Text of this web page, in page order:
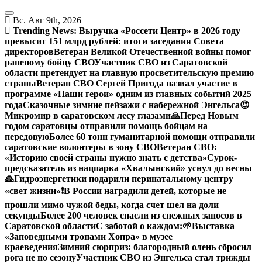
Перейти
к
содержанию
Вс. Авг 9th, 2026
Trending News: Выручка «Россети Центр» в 2026 году
превысит 151 млрд рублей: итоги заседания Совета
директоровВетеран Великой Отечественной войны помог
раненому бойцу СВОУчастник СВО из Саратовской
области претендует на главную просветительскую премию
страныВетеран СВО Сергей Пригода назвал участие в
программе «Наши герои» одним из главных событий 2025
годаСказочные зимние пейзажи с набережной Энгельса😍
Микромир в саратовском лесу глазами🙏Перед Новым
годом саратовцы отправили помощь бойцам на
передовуюБолее 60 тонн гуманитарной помощи отправили
саратовские волонтеры в зону СВОВетеран СВО:
«Историю своей страны нужно знать с детства»Сурок-
предсказатель из нацпарка «Хвалынский» уснул до весны
🙏Гидроэнергетики подарили перинатальному центру
«свет жизни»❗️В России наградили детей, которые не
прошли мимо чужой беды, когда счет шел на доли
секундыБолее 200 человек спасли из снежных заносов в
Саратовской областиС заботой о каждом:🌱Выставка
«Заповедными тропами Хопра» в музее
краеведенияЗимний сюрприз: благородный олень сбросил
рога не по сезонуУчастник СВО из Энгельса стал трижды